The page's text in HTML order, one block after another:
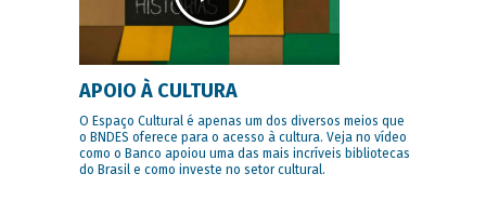
APOIO À CULTURA
O Espaço Cultural é apenas um dos diversos meios que
o BNDES oferece para o acesso à cultura. Veja no vídeo
como o Banco apoiou uma das mais incríveis bibliotecas
do Brasil e como investe no setor cultural.